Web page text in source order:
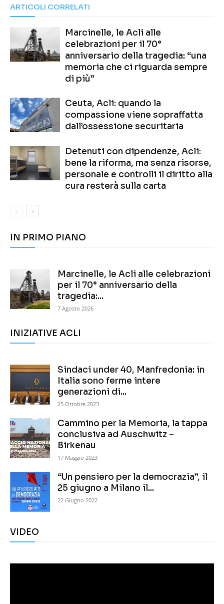
ARTICOLI CORRELATI
Marcinelle, le Acli alle
celebrazioni per il 70°
anniversario della tragedia: “una
memoria che ci riguarda sempre
di più”
Ceuta, Acli: quando la
compassione viene sopraffatta
dall’ossessione securitaria
Detenuti con dipendenze, Acli:
bene la riforma, ma senza risorse,
personale e controlli il diritto alla
cura resterà sulla carta
IN PRIMO PIANO
Marcinelle, le Acli alle celebrazioni
per il 70° anniversario della
tragedia:...
7 Agosto 2026
INIZIATIVE ACLI
Sindaci under 40, Manfredonia: in
Italia sono ferme intere
generazioni di...
25 Ottobre 2023
Cammino per la Memoria, la tappa
conclusiva ad Auschwitz –
Birkenau
17 Maggio 2023
“Un pensiero per la democrazia”, il
25 giugno a Milano il...
22 Giugno 2022
VIDEO